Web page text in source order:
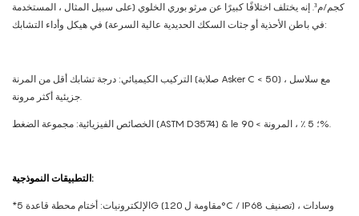
كجم/م³. إنه يختلف اختلافًا كبيرًا عن مرثو بوري الخلوي (على سبيل المثال ، المستخدمة
في باطن الأحذية أو جثات السكك الحديدية عالية السرعة) في هيكل وأداء التشابك:
التركيب الكيميائي: درجة تشابك أقل من المرنة (صلابة Asker C < 50) ، مع سلاسل
جزيئية أكثر مرونة.
الخصائص الفيزيائية: مجموعة الضغط (ASTM D3574) & le ؛ 5 ٪ ، المرونة > 90%.
التطبيقات النموذجية:
*الإلكترونيات: أختام محطة قاعدة 5G (مقاومة ل 120°C / IP68 تصنيف) ، وسادات